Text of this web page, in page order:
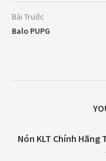
Bài Trước
Balo PUPG
Nón KLT Chính Hãng